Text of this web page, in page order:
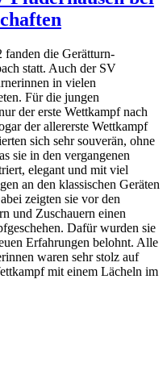
fanden die Gerätturn-
statt. Auch der SV
in vielen
Für die jungen
der erste Wettkampf nach
der allererste Wettkampf
sich sehr souverän, ohne
sie in den vergangenen
elegant und mit viel
an den klassischen Geräten
zeigten sie vor den
und Zuschauern einen
Dafür wurden sie
Erfahrungen belohnt. Alle
waren sehr stolz auf
mit einem Lächeln im